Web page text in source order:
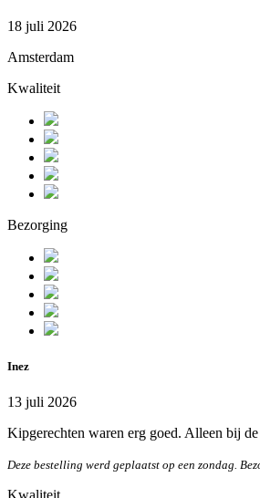
18 juli 2026
Amsterdam
Kwaliteit
Bezorging
Inez
13 juli 2026
Kipgerechten waren erg goed. Alleen bij
Deze bestelling werd geplaatst op een zondag.
Kwaliteit